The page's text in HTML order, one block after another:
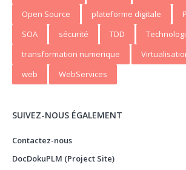
Open Source
plateforme digitale
SOA
sécurité TDD
transformation numerique
web
WebServices
SUIVEZ-NOUS ÉGALEMENT
Contactez-nous
DocDokuPLM (Project Site)